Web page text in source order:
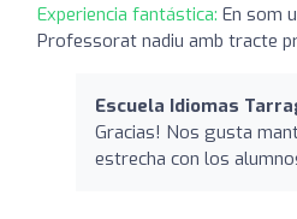
Experiencia fantástica: En som
Professorat nadiu amb tracte
Escuela Idiomas
Gracias! Nos gusta
estrecha con los